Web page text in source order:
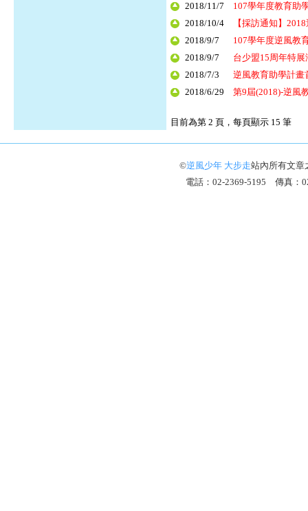
2018/11/7
107學年度教育助
2018/10/4
【採訪通知】
2018/9/7
107學年度逆風教
2018/9/7
台少盟15周年特
2018/7/3
逆風教育助學計畫
2018/6/29
第9屆(2018)-逆風
目前為第 2 頁，每頁顯示 15 筆
©逆風少年 大步走站內所有文章
電話：02-2369-5195 傳真：